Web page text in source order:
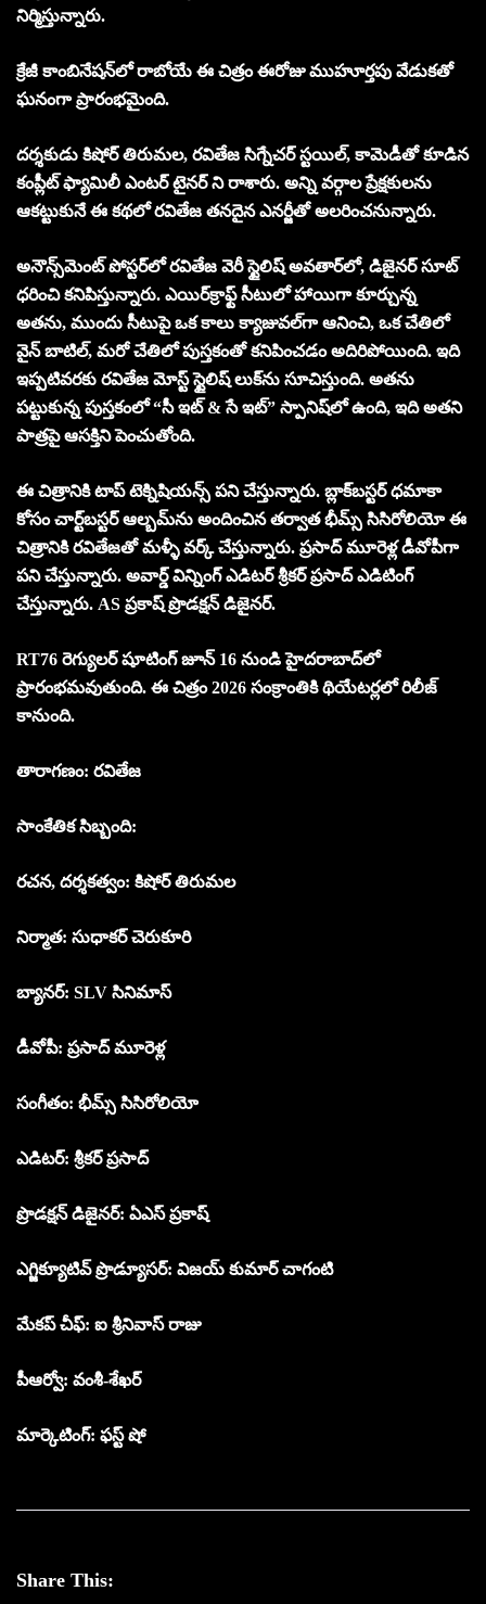
నిర్మిస్తున్నారు.
క్రేజీ కాంబినేషన్‌లో రాబోయే ఈ చిత్రం ఈరోజు ముహూర్తపు వేడుకతో
ఘనంగా ప్రారంభమైంది.
దర్శకుడు కిషోర్ తిరుమల, రవితేజ సిగ్నేచర్ స్టయిల్, కామెడీతో కూడిన
కంప్లీట్ ఫ్యామిలీ ఎంటర్ టైనర్ ని రాశారు. అన్ని వర్గాల ప్రేక్షకులను
ఆకట్టుకునే ఈ కథలో రవితేజ తనదైన ఎనర్జీతో అలరించనున్నారు.
అనౌన్స్‌మెంట్ పోస్టర్‌లో రవితేజ వెరీ స్టైలిష్ అవతార్‌లో, డిజైనర్ సూట్
ధరించి కనిపిస్తున్నారు. ఎయిర్‌క్రాఫ్ట్ సీటులో హాయిగా కూర్చున్న
అతను, ముందు సీటుపై ఒక కాలు క్యాజువల్‌గా ఆనించి, ఒక చేతిలో
వైన్ బాటిల్, మరో చేతిలో పుస్తకంతో కనిపించడం అదిరిపోయింది. ఇది
ఇప్పటివరకు రవితేజ మోస్ట్ స్టైలిష్ లుక్‌ను సూచిస్తుంది. అతను
పట్టుకున్న పుస్తకంలో “సీ ఇట్ & సే ఇట్” స్పానిష్‌లో ఉంది, ఇది అతని
పాత్రపై ఆసక్తిని పెంచుతోంది.
ఈ చిత్రానికి టాప్ టెక్నిషియన్స్ పని చేస్తున్నారు. బ్లాక్‌బస్టర్ ధమాకా
కోసం చార్ట్‌బస్టర్ ఆల్బమ్‌ను అందించిన తర్వాత భీమ్స్ సిసిరోలియో ఈ
చిత్రానికి రవితేజతో మళ్ళీ వర్క్ చేస్తున్నారు. ప్రసాద్ మూరెళ్ల డీవోపీగా
పని చేస్తున్నారు. అవార్డ్ విన్నింగ్ ఎడిటర్ శ్రీకర్ ప్రసాద్ ఎడిటింగ్
చేస్తున్నారు. AS ప్రకాష్ ప్రొడక్షన్ డిజైనర్.
RT76 రెగ్యులర్ షూటింగ్ జూన్ 16 నుండి హైదరాబాద్‌లో
ప్రారంభమవుతుంది. ఈ చిత్రం 2026 సంక్రాంతికి థియేటర్లలో రిలీజ్
కానుంది.
తారాగణం: రవితేజ
సాంకేతిక సిబ్బంది:
రచన, దర్శకత్వం: కిషోర్ తిరుమల
నిర్మాత: సుధాకర్ చెరుకూరి
బ్యానర్: SLV సినిమాస్
డీవోపీ: ప్రసాద్ మూరెళ్ల
సంగీతం: భీమ్స్ సిసిరోలియో
ఎడిటర్: శ్రీకర్ ప్రసాద్
ప్రొడక్షన్ డిజైనర్: ఏఎస్ ప్రకాష్
ఎగ్జిక్యూటివ్ ప్రొడ్యూసర్: విజయ్ కుమార్ చాగంటి
మేకప్ చీఫ్: ఐ శ్రీనివాస్ రాజు
పీఆర్వో: వంశీ-శేఖర్
మార్కెటింగ్: ఫస్ట్ షో
Share This: